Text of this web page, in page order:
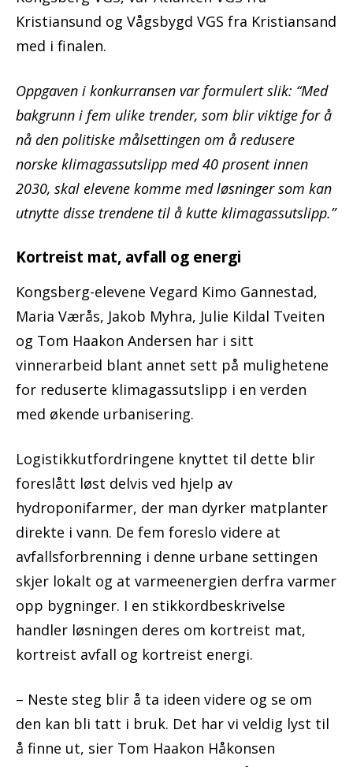
Kristiansund og Vågsbygd VGS fra Kristiansand
med i finalen.
Oppgaven i konkurransen var formulert slik: “Med
bakgrunn i fem ulike trender, som blir viktige for å
nå den politiske målsettingen om å redusere
norske klimagassutslipp med 40 prosent innen
2030, skal elevene komme med løsninger som kan
utnytte disse trendene til å kutte klimagassutslipp.”
Kortreist mat, avfall og energi
Kongsberg-elevene Vegard Kimo Gannestad,
Maria Værås, Jakob Myhra, Julie Kildal Tveiten
og Tom Haakon Andersen har i sitt
vinnerarbeid blant annet sett på mulighetene
for reduserte klimagassutslipp i en verden
med økende urbanisering.
Logistikkutfordringene knyttet til dette blir
foreslått løst delvis ved hjelp av
hydroponifarmer, der man dyrker matplanter
direkte i vann. De fem foreslo videre at
avfallsforbrenning i denne urbane settingen
skjer lokalt og at varmeenergien derfra varmer
opp bygninger. I en stikkordbeskrivelse
handler løsningen deres om kortreist mat,
kortreist avfall og kortreist energi.
– Neste steg blir å ta ideen videre og se om
den kan bli tatt i bruk. Det har vi veldig lyst til
å finne ut, sier Tom Haakon Håkonsen